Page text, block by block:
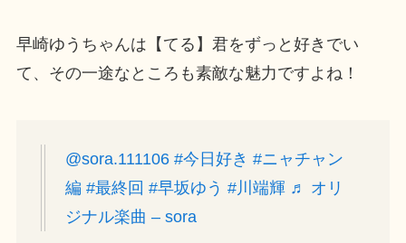
早崎ゆうちゃんは【てる】君をずっと好きでい
て、その一途なところも素敵な魅力ですよね！
@sora.111106 #今日好き #ニャチャン
編 #最終回 #早坂ゆう #川端輝 ♬ オリ
ジナル楽曲 – sora